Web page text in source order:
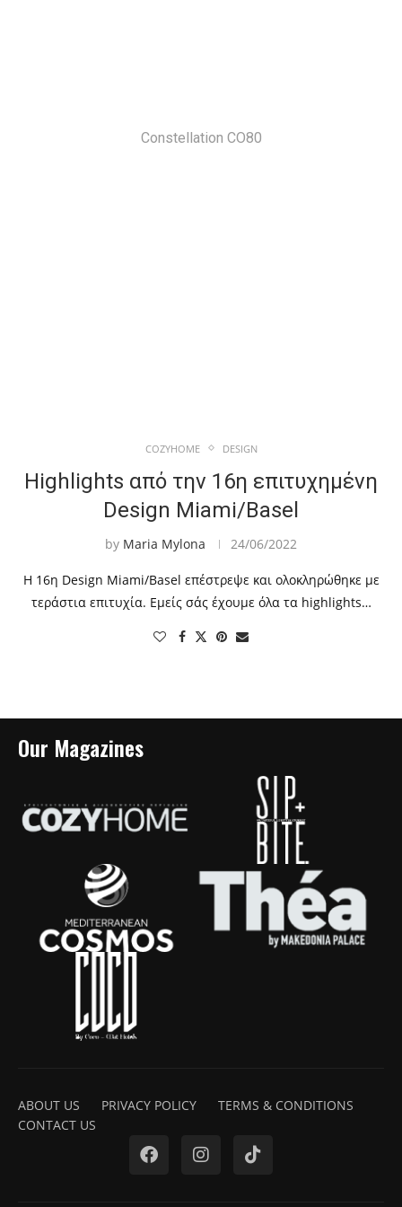
Constellation CO80
COZYHOME DESIGN
Highlights από την 16η επιτυχημένη
Design Miami/Basel
by Maria Mylona 24/06/2022
Η 16η Design Miami/Basel επέστρεψε και ολοκληρώθηκε με
τεράστια επιτυχία. Εμείς σάς έχουμε όλα τα highlights…
Our Magazines
ABOUT US PRIVACY POLICY
TERMS & CONDITIONS
CONTACT US